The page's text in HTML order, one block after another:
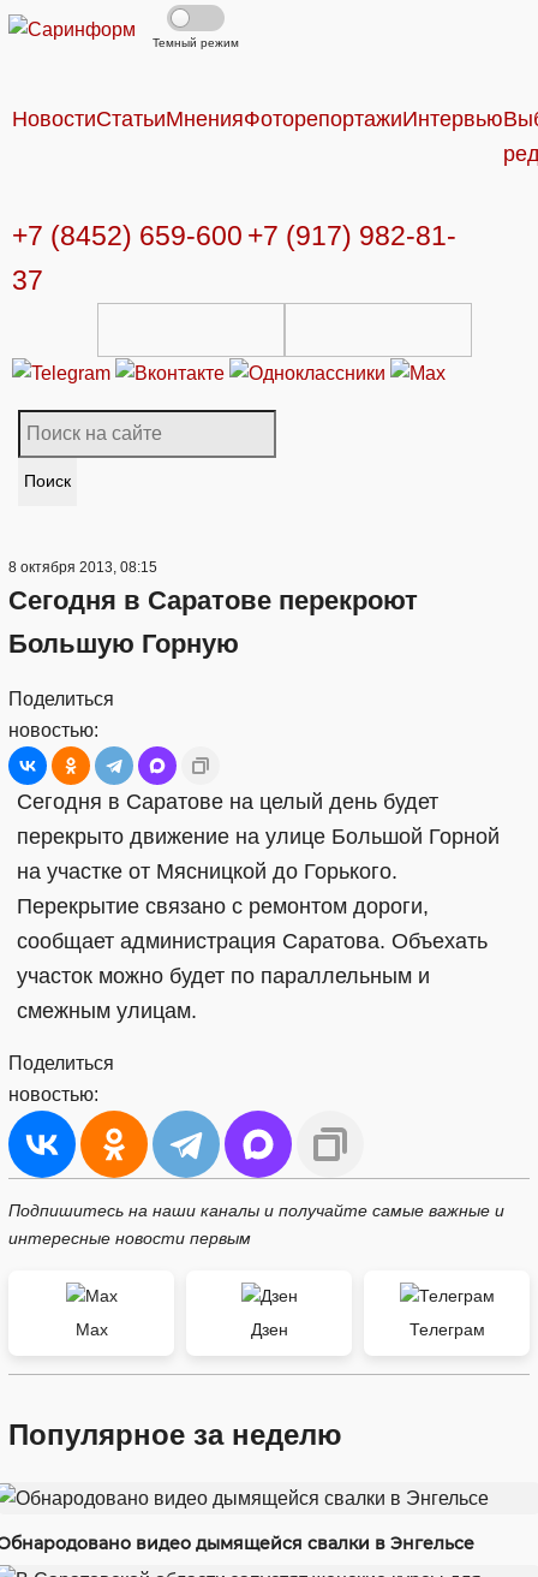
Темный режим
НовостиСтатьиМненияФоторепортажиИнтервью
+7 (8452) 659-600 +7 (917) 982-81-
37
Поиск
8 октября 2013, 08:15
Сегодня в Саратове перекроют
Большую Горную
Поделиться
новостью:
Сегодня в Саратове на целый день будет
перекрыто движение на улице Большой Горной
на участке от Мясницкой до Горького.
Перекрытие связано с ремонтом дороги,
сообщает администрация Саратова. Объехать
участок можно будет по параллельным и
смежным улицам.
Поделиться
новостью:
Подпишитесь на наши каналы и получайте самые важные и
интересные новости первым
Max Дзен Телеграм
Популярное за неделю
видео дымящейся свалки в Энгельсе